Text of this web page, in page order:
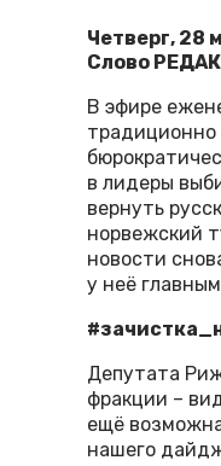
Четверг, 28
Слово
В эфире
традиционно
в лидеры
вернуть
норвежский
новости
у неё
Депутата
фракции –
ещё
нашего